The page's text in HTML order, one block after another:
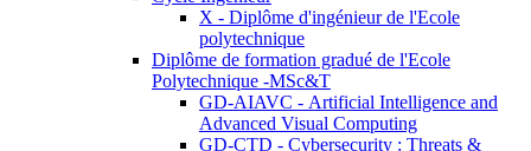
X - Diplôme d'ingénieur de l'Ecole
polytechnique
Diplôme de formation gradué de l'Ecole
Polytechnique -MSc&T
GD-AIAVC - Artificial Intelligence and
Advanced Visual Computing
GD-CTD - Cybersecurity : Threats &